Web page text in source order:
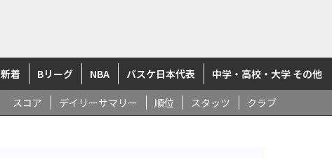
新着 Bリーグ NBA バスケ日本代表 中学・高校・大学 その他
スコア デイリーサマリー 順位 スタッツ
クラブ